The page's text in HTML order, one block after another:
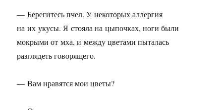
— Берегитесь пчел. У некоторых аллергия
на их укусы. Я стояла на цыпочках, ноги были
мокрыми от мха, и между цветами пыталась
разглядеть говорящего.
— Вам нравятся мои цветы?